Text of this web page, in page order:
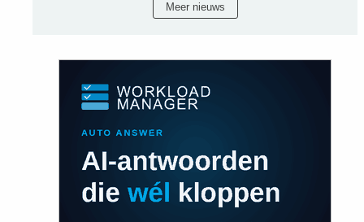
Meer nieuws